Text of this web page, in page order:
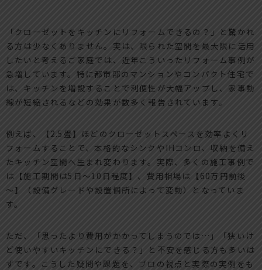
「クローゼットをキッチンにリフォームできるの？」と驚かれ
る方は少なくありません。実は、限られた空間を最大限に活用
したいと考えるご家庭では、近年こういったリフォーム事例が
急増しています。特に都市部のマンションやコンパクト住宅で
は、キッチンを増設することで利便性が大幅アップし、家事動
線が短縮されるなどの効果が数多く報告されています。
例えば、【2.5畳】ほどのクローゼットスペースを効率よくリ
フォームすることで、本格的なシンクやIHコンロ、収納を備え
たキッチン空間へ生まれ変わります。実際、多くの施工事例で
は【施工期間は5日～10日程度】、費用相場は【60万円前後
～】（設備グレードや設置個所によって変動）となっていま
す。
ただ、「思ったより費用がかかってしまうのでは…」「狭いけ
ど使いやすいキッチンにできる？」と不安を感じる方も多いは
ずです。こうした疑問や課題を、プロの視点と実際の実例をも